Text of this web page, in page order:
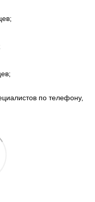
по телефону,